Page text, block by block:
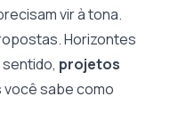
vir à tona.
Horizontes
projetos
você sabe como